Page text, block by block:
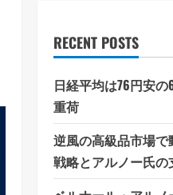
RECENT POSTS
日経平均は76円安
重荷
逆風の高級品市場
戦略とアルノー氏